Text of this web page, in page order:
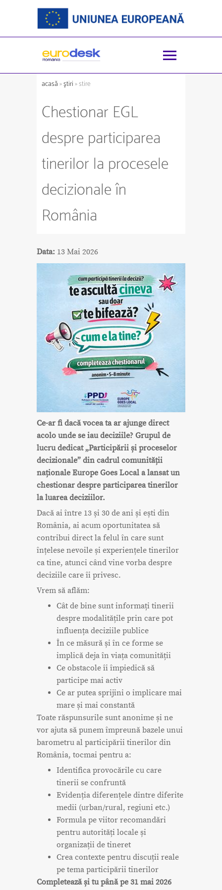
acasă»ştiri» stire
Chestionar EGL
despre participarea
tinerilor la procesele
decizionale în
România
Data: 13 Mai 2026
Ce-ar fi dacă vocea ta ar ajunge direct
acolo unde se iau deciziile? Grupul de
lucru dedicat „Participării și proceselor
decizionale” din cadrul comunității
naționale Europe Goes Local a lansat un
chestionar despre participarea tinerilor
la luarea deciziilor.
Dacă ai între 13 și 30 de ani și ești din
România, ai acum oportunitatea să
contribui direct la felul în care sunt
înțelese nevoile și experiențele tinerilor
ca tine, atunci când vine vorba despre
deciziile care îi privesc.
Vrem să aflăm:
Cât de bine sunt informați tinerii
despre modalitățile prin care pot
influența deciziile publice
În ce măsură și în ce forme se
implică deja în viața comunității
Ce obstacole îi împiedică să
participe mai activ
Ce ar putea sprijini o implicare mai
mare și mai constantă
Toate răspunsurile sunt anonime și ne
vor ajuta să punem împreună bazele unui
barometru al participării tinerilor din
România, tocmai pentru a:
Identifica provocările cu care
tinerii se confruntă
Evidenția diferențele dintre diferite
medii (urban/rural, regiuni etc.)
Formula pe viitor recomandări
pentru autorități locale și
organizații de tineret
Crea contexte pentru discuții reale
pe tema participării tinerilor
Completează și tu până pe 31 mai 2026